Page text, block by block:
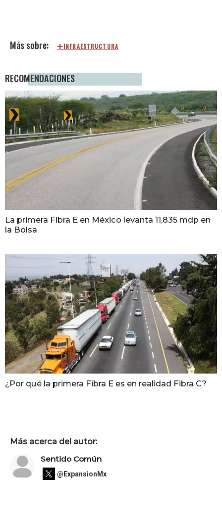
INFRAESTRUCTURA
RECOMENDACIONES
La primera Fibra E en México levanta 11,835 mdp en
la Bolsa
¿Por qué la primera Fibra E es en realidad Fibra C?
Más acerca del autor:
Sentido Común
@ExpansionMx